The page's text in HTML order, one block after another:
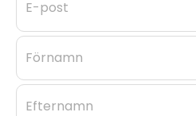
E-post
Förnamn
Efternamn